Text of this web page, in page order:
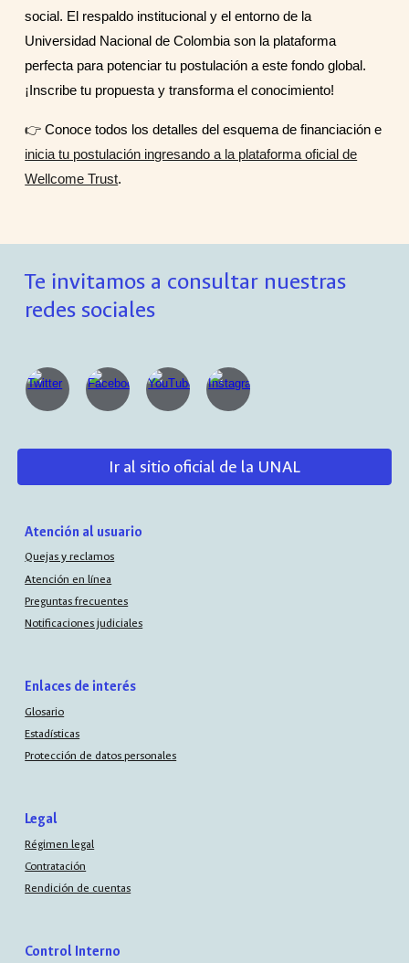
social. El respaldo institucional y el entorno de la
Universidad Nacional de Colombia son la plataforma
perfecta para potenciar tu postulación a este fondo global.
¡Inscribe tu propuesta y transforma el conocimiento!
👉 Conoce todos los detalles del esquema de financiación e
inicia tu postulación ingresando a la plataforma oficial de
Wellcome Trust.
Te invitamos a consultar nuestras
redes sociales
Ir al sitio oficial de la UNAL
Atención al usuario
Quejas y reclamos
Atención en línea
Preguntas frecuentes
Notificaciones judiciales
Enlaces de interés
Glosario
Estadísticas
Protección de datos personales
Legal
Régimen legal
Contratación
Rendición de cuentas
Control Interno